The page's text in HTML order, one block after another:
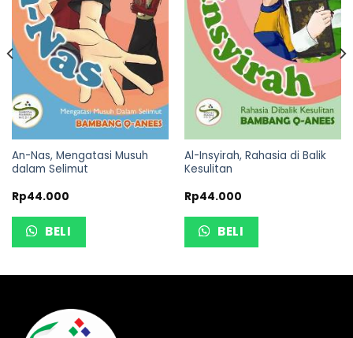
An-Nas, Mengatasi Musuh
dalam Selimut
Rp44.000
BELI
Al-Insyirah, Rahasia di Balik
Kesulitan
Rp44.000
BELI